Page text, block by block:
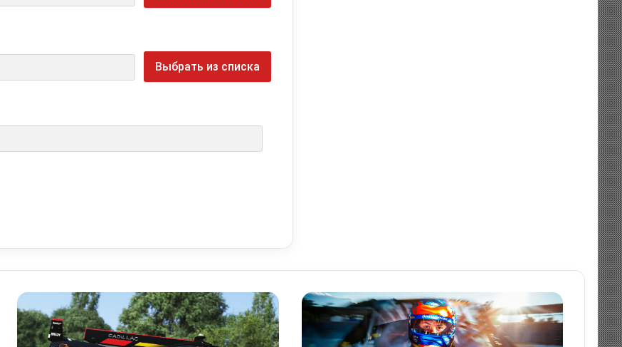
Выбрать из списка